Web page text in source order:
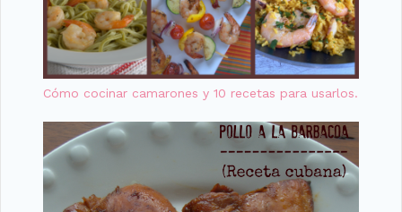
Cómo cocinar camarones y 10 recetas para usarlos.